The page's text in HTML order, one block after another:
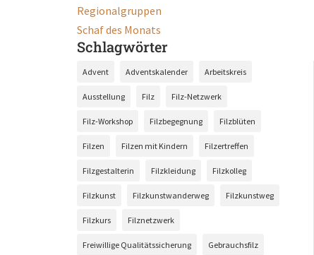
Regionalgruppen
Schaf des Monats
Schlagwörter
Advent Adventskalender Arbeitskreis
Ausstellung Filz Filz-Netzwerk
Filz-Workshop Filzbegegnung Filzblüten
Filzen Filzen mit Kindern Filzertreffen
Filzgestalterin Filzkleidung Filzkolleg
Filzkunst Filzkunstwanderweg Filzkunstweg
Filzkurs Filznetzwerk
Freiwillige Qualitätssicherung Gebrauchsfilz